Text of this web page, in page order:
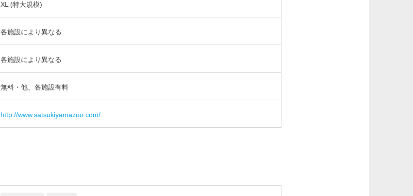
XL (特大規模)
各施設により異なる
各施設により異なる
無料・他、各施設有料
http://www.satsukiyamazoo.com/